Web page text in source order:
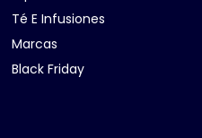
Té E Infusiones
Marcas
Black Friday